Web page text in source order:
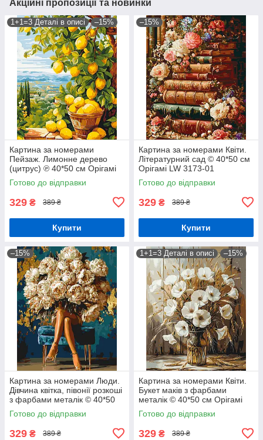
Акційні пропозиції та новинки
1+1=3 Деталі в описі –15%
Картина за номерами
Пейзаж. Лимонне дерево
(цитрус) ℗ 40*50 см Орігамі
LW 3490
Готово до відправки
329 ₴ 389 ₴
Купити
–15%
Картина за номерами Квіти.
Літературний сад © 40*50 см
Орігамі LW 3173-01
Готово до відправки
329 ₴ 389 ₴
Купити
–15%
Картина за номерами Люди.
Дівчина квітка, півонії розкоші
з фарбами металік © 40*50
см Орігамі LW 3048-01
Готово до відправки
329 ₴ 389 ₴
1+1=3 Деталі в описі –15%
Картина за номерами Квіти.
Букет маків з фарбами
металік © 40*50 см Орігамі
LW 30491
Готово до відправки
329 ₴ 389 ₴